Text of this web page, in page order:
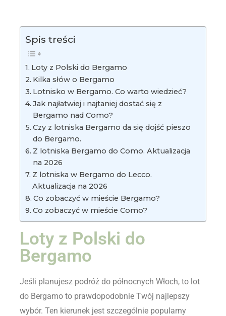
Spis treści
Loty z Polski do Bergamo
Kilka słów o Bergamo
Lotnisko w Bergamo. Co warto wiedzieć?
Jak najłatwiej i najtaniej dostać się z
Bergamo nad Como?
Czy z lotniska Bergamo da się dojść pieszo
do Bergamo.
Z lotniska Bergamo do Como. Aktualizacja
na 2026
Z lotniska w Bergamo do Lecco.
Aktualizacja na 2026
Co zobaczyć w mieście Bergamo?
Co zobaczyć w mieście Como?
Loty z Polski do
Bergamo
Jeśli planujesz podróż do północnych Włoch, to lot
do Bergamo to prawdopodobnie Twój najlepszy
wybór. Ten kierunek jest szczególnie popularny